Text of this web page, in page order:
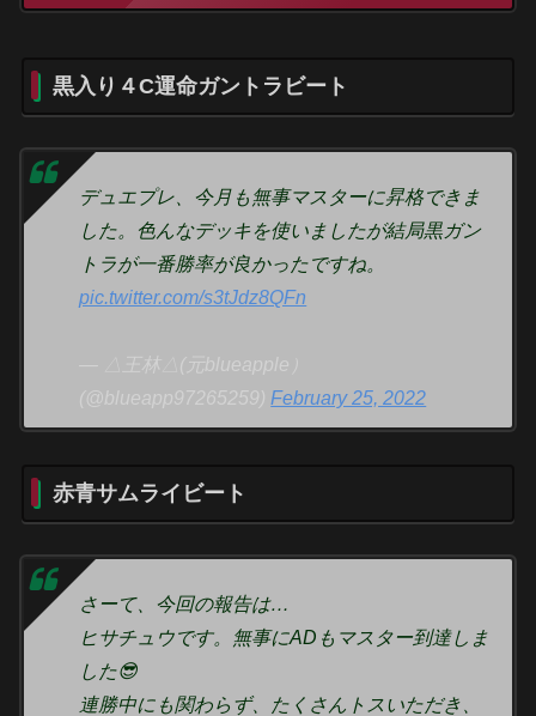
黒入り４C運命ガントラビート
デュエプレ、今月も無事マスターに昇格できま
した。色んなデッキを使いましたが結局黒ガン
トラが一番勝率が良かったですね。
pic.twitter.com/s3tJdz8QFn
— △王林△(元blueapple）
(@blueapp97265259)February 25, 2022
赤青サムライビート
さーて、今回の報告は…
ヒサチュウです。無事にADもマスター到達しま
した😎
連勝中にも関わらず、たくさんトスいただき、